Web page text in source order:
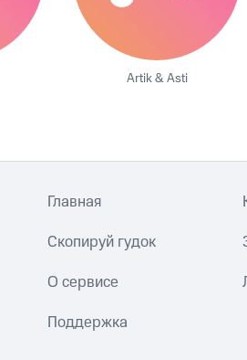
Artik & Asti
Главная
Скопируй гудок
О сервисе
Поддержка